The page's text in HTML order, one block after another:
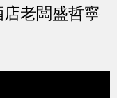
老闆盛哲寧